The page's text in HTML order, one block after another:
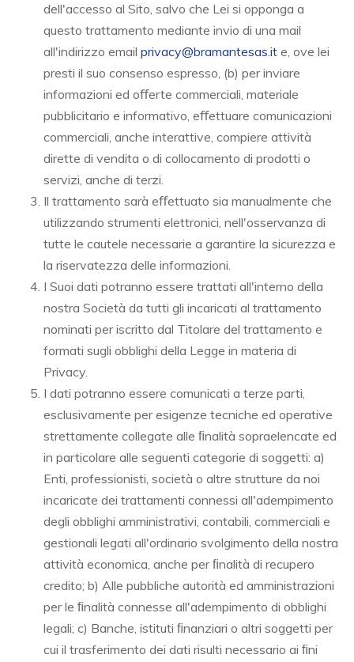
dell'accesso al Sito, salvo che Lei si opponga a
questo trattamento mediante invio di una mail
all'indirizzo email privacy@bramantesas.it e, ove lei
presti il suo consenso espresso, (b) per inviare
informazioni ed oﬀerte commerciali, materiale
pubblicitario e informativo, eﬀettuare comunicazioni
commerciali, anche interattive, compiere attività
dirette di vendita o di collocamento di prodotti o
servizi, anche di terzi.
Il trattamento sarà eﬀettuato sia manualmente che
utilizzando strumenti elettronici, nell'osservanza di
tutte le cautele necessarie a garantire la sicurezza e
la riservatezza delle informazioni.
I Suoi dati potranno essere trattati all'interno della
nostra Società da tutti gli incaricati al trattamento
nominati per iscritto dal Titolare del trattamento e
formati sugli obblighi della Legge in materia di
Privacy.
I dati potranno essere comunicati a terze parti,
esclusivamente per esigenze tecniche ed operative
strettamente collegate alle ﬁnalità sopraelencate ed
in particolare alle seguenti categorie di soggetti: a)
Enti, professionisti, società o altre strutture da noi
incaricate dei trattamenti connessi all'adempimento
degli obblighi amministrativi, contabili, commerciali e
gestionali legati all'ordinario svolgimento della nostra
attività economica, anche per ﬁnalità di recupero
credito; b) Alle pubbliche autorità ed amministrazioni
per le ﬁnalità connesse all'adempimento di obblighi
legali; c) Banche, istituti ﬁnanziari o altri soggetti per
cui il trasferimento dei dati risulti necessario ai ﬁni